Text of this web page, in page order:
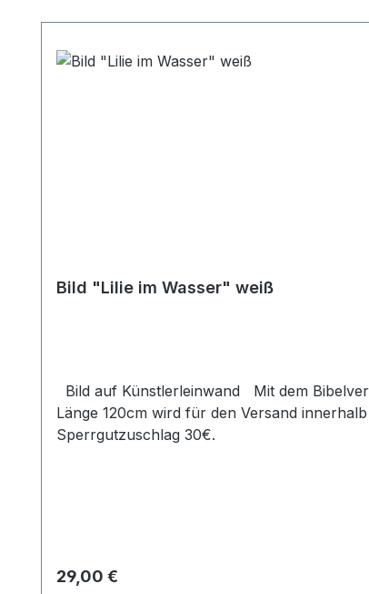
Bild "Lilie im Wasser" weiß
Bild auf Künstlerleinwand Mit dem Bibelvers: Selig sind, die reinen Herzens sind. Matth. 5,8 Beim Versand von Bildern ab dem Format Breite 60 und/oder
Länge 120cm wird für den Versand
Sperrgutzuschlag 30€.
Regulärer Preis:
29,00 €